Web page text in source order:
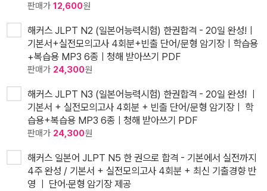
판매가 12,600원
해커스 JLPT N2 (일본어능력시험) 한권합격 - 20일 완성!ㅣ
기본서+실전모의고사 4회분+빈출 단어/문형 암기장ㅣ학습용
+복습용 MP3 6종ㅣ청해 받아쓰기 PDF
판매가 24,300원
해커스 JLPT N3 (일본어능력시험) 한권합격 - 20일 완성! ㅣ
기본서 + 실전모의고사 4회분 + 빈출 단어/문형 암기장ㅣ 학
습용+복습용 MP3 6종ㅣ청해 받아쓰기 PDF
판매가 24,300원
해커스 일본어 JLPT N5 한 권으로 합격 - 기본에서 실전까지
4주 완성 / 기본서 + 실전모의고사 4회분 + 최신 기출경향 반
영 ㅣ 단어·문형 암기장 제공